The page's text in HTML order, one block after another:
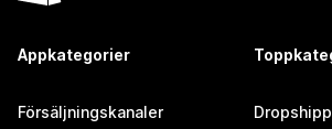
Appkategorier
Försäljningskanaler